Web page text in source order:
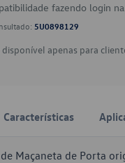
fazendo login
5U0898129
apenas para
Características
Maçaneta de Porta